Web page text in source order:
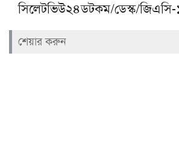
সিলেটভিউ২৪ডটকম/ডেস্ক/
শেয়ার করুন